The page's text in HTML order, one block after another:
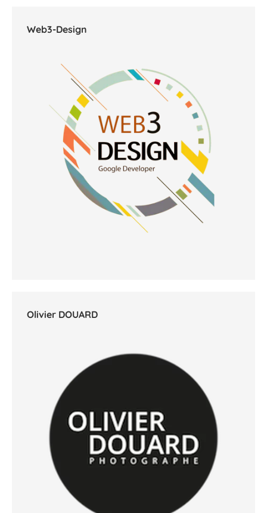
Web3-Design
Olivier DOUARD